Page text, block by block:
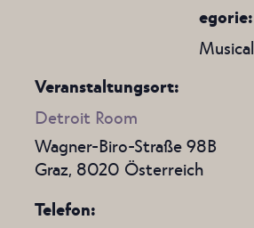
egorie:
Musical
Veranstaltungsort:
Detroit Room
Wagner-Biro-Straße 98B
Graz, 8020 Österreich
Telefon